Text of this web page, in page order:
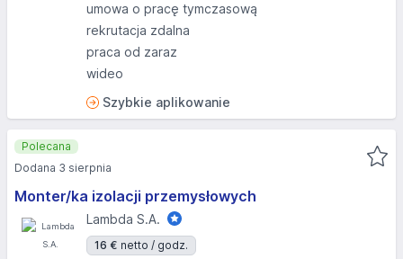
umowa o pracę tymczasową
rekrutacja zdalna
praca od zaraz
wideo
Szybkie aplikowanie
Monter/ka izolacji przemysłowych
Lambda S.A.
16 € netto / godz.
Polecana
Dodana 3 sierpnia